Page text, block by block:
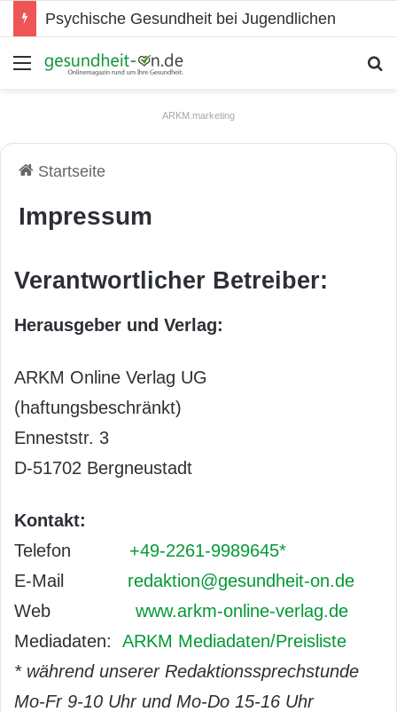
Psychische Gesundheit bei Jugendlichen
Menü
ARKM.marketing
Startseite
Impressum
Verantwortlicher Betreiber:
Herausgeber und Verlag:
ARKM Online Verlag UG
(haftungsbeschränkt)
Enneststr. 3
D-51702 Bergneustadt
Kontakt:
Telefon +49-2261-9989645*
E-Mail redaktion@gesundheit-on.de
Web www.arkm-online-verlag.de
Mediadaten: ARKM Mediadaten/Preisliste
* während unserer Redaktionssprechstunde
Mo-Fr 9-10 Uhr und Mo-Do 15-16 Uhr